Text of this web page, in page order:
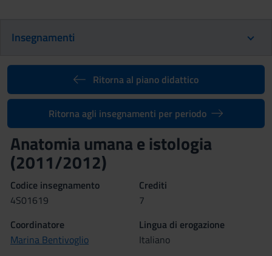
Insegnamenti
Ritorna al piano didattico
Ritorna agli insegnamenti per periodo
Anatomia umana e istologia
(2011/2012)
Codice insegnamento
4S01619
Crediti
7
Coordinatore
Marina Bentivoglio
Lingua di erogazione
Italiano